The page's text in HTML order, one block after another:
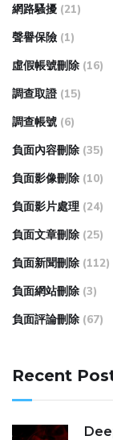
網路騷擾 (21)
聲譽保險 (1)
虛假帳號刪除 (16)
調查取證 (15)
調查帳號 (6)
負面內容刪除 (35)
負面影像刪除 (10)
負面影片處理 (24)
負面文章刪除 (25)
負面新聞刪除 (112)
負面網站刪除 (3)
負面評論刪除 (67)
Recent